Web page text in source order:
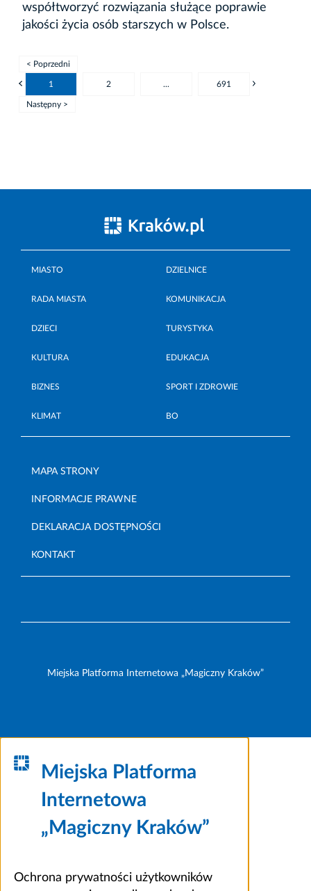
współtworzyć rozwiązania służące poprawie
jakości życia osób starszych w Polsce.
< Poprzedni
1 2 ... 691
Następny >
MIASTO DZIELNICE
RADA MIASTA KOMUNIKACJA
DZIECI TURYSTYKA
KULTURA EDUKACJA
BIZNES SPORT I ZDROWIE
KLIMAT BO
MAPA STRONY
INFORMACJE PRAWNE
DEKLARACJA DOSTĘPNOŚCI
KONTAKT
Miejska Platforma Internetowa „Magiczny Kraków”
Miejska Platforma
Internetowa
„Magiczny Kraków”
Ochrona prywatności użytkowników